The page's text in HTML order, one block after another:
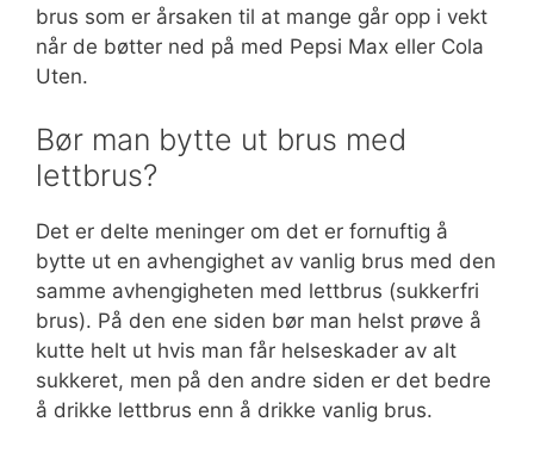
brus som er årsaken til at mange går opp i vekt
når de bøtter ned på med Pepsi Max eller Cola
Uten.
Bør man bytte ut brus med
lettbrus?
Det er delte meninger om det er fornuftig å
bytte ut en avhengighet av vanlig brus med den
samme avhengigheten med lettbrus (sukkerfri
brus). På den ene siden bør man helst prøve å
kutte helt ut hvis man får helseskader av alt
sukkeret, men på den andre siden er det bedre
å drikke lettbrus enn å drikke vanlig brus.